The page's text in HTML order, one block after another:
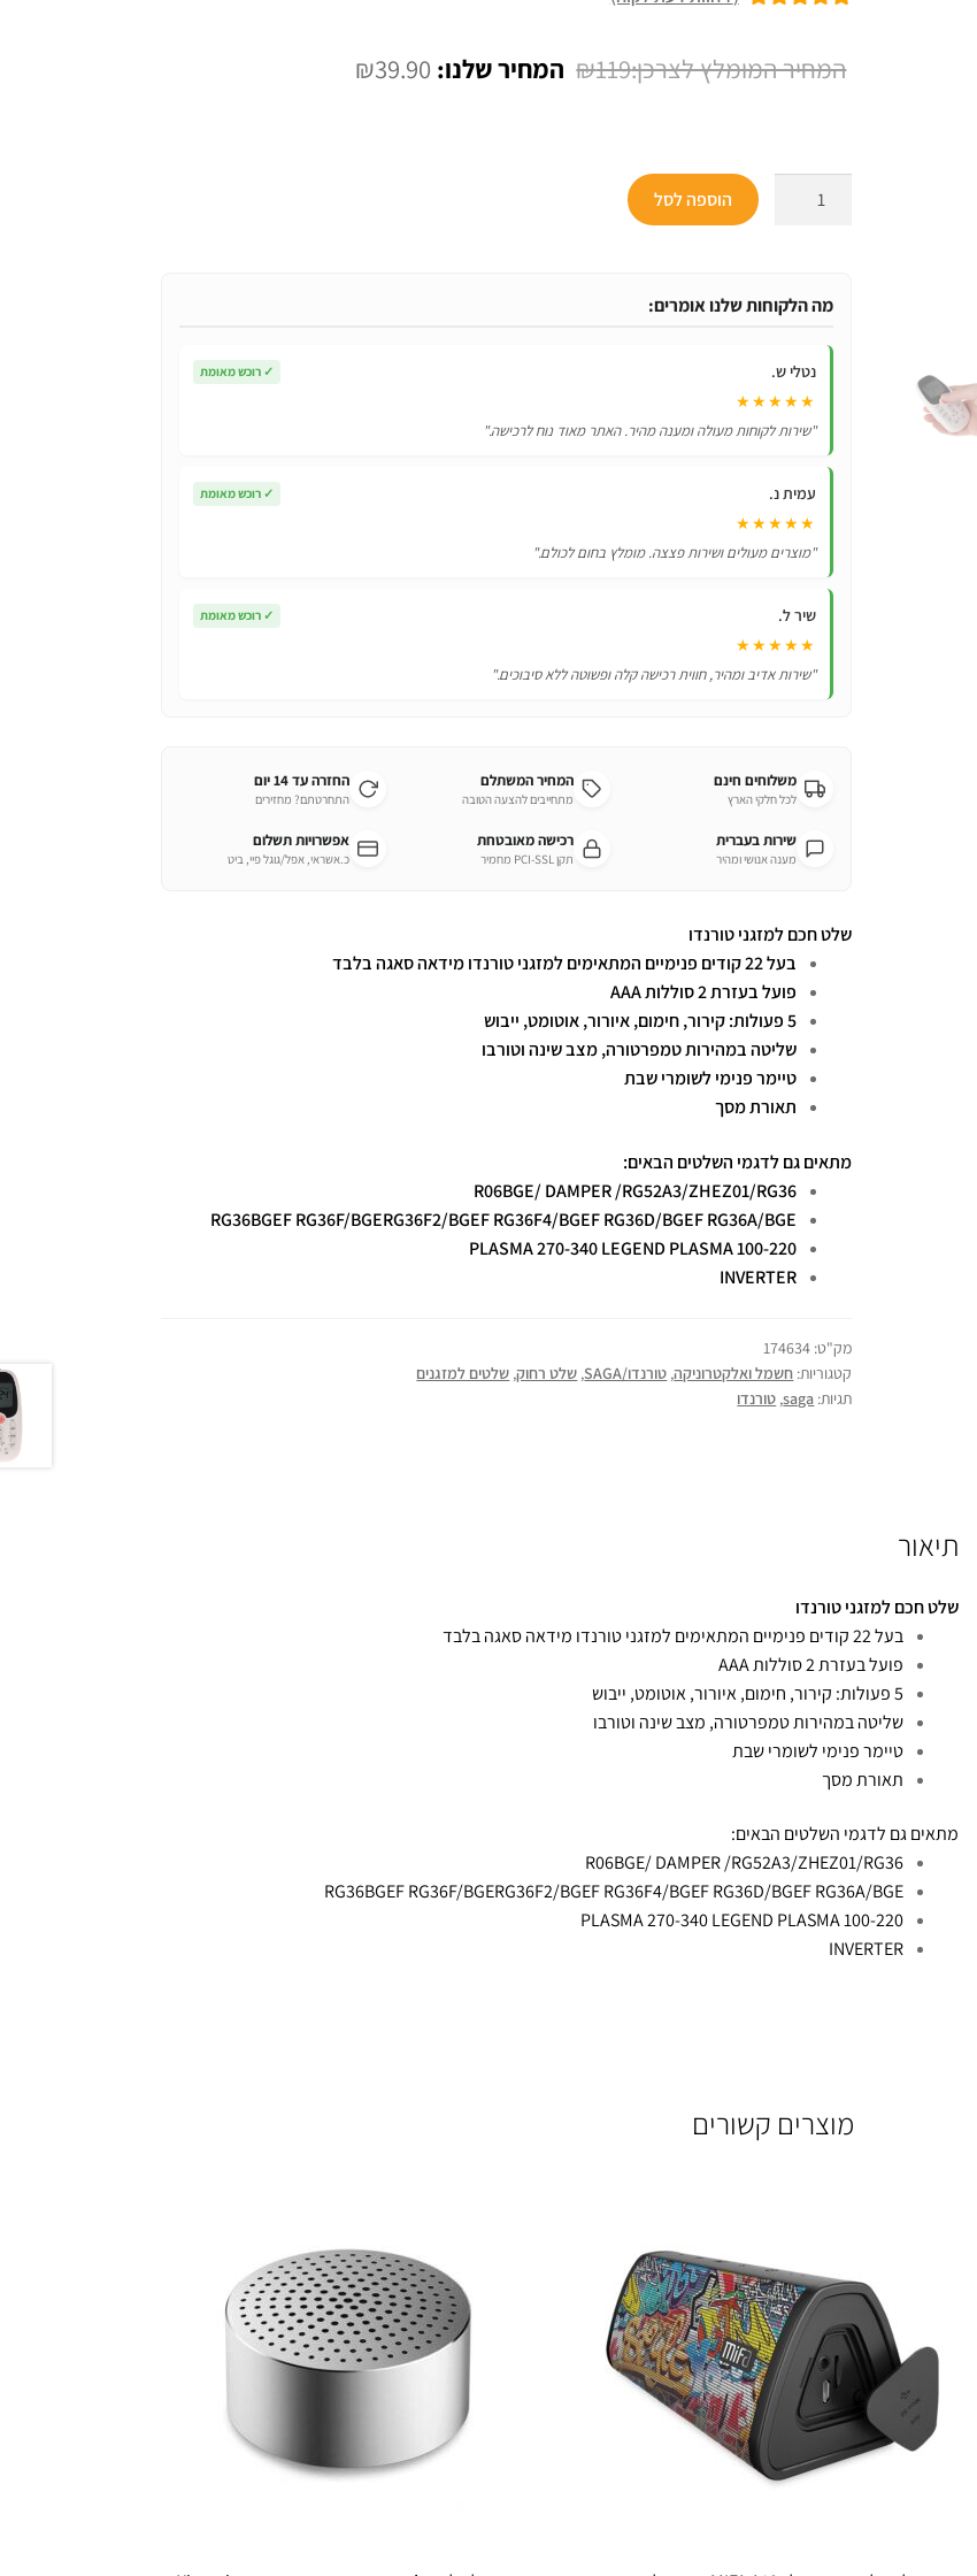
עלדירוגים של
₪119
המחיר
₪39.90 המחיר
למזגני
midea
הוספה לסל
מה הלקוחות שלנו אומרים:
נטלי ש. ✓ רוכש מאומת
★★★★★
"שירות לקוחות מעולה ומענה מהיר. האתר מאוד נוח לרכישה."
עמית נ. ✓ רוכש מאומת
★★★★★
"מוצרים מעולים ושירות פצצה. מומלץ בחום לכולם."
שיר ל. ✓ רוכש מאומת
★★★★★
"שירות אדיב ומהיר, חווית רכישה קלה ופשוטה ללא סיבוכים."
משלוחים חינם
לכל חלקי הארץ
המחיר המשתלם
מתחייבים להצעה הטובה
החזרה עד 14 יום
התחרטתם? מחזירים
שירות בעברית
מענה אנושי ומהיר
רכישה מאובטחת
תקן PCI-SSL מחמיר
אפשרויות תשלום
כ.אשראי, אפל/גוגל פיי, ביט
שלט חכם למזגני טורנדו ​
בעל 22 קודים פנימיים המתאימים למזגני טורנדו מידאה סאגה בלבד
פועל בעזרת 2 סוללות AAA
5 פעולות: קירור, חימום, איורור, אוטומט, ייבוש
שליטה במהירות טמפרטורה, מצב שינה וטורבו
טיימר פנימי לשומרי שבת
תאורת מסך
מתאים גם לדגמי השלטים הבאים:
R06BGE/ DAMPER /RG52A3/ZHEZ01/RG36
RG36BGEF RG36F/BGERG36F2/BGEF RG36F4/BGEF RG36D/BGEF RG36A/BGE
PLASMA 270-340 LEGEND PLASMA 100-220
INVERTER
מק"ט: 174634
קטגוריות: חשמל ואלקטרוניקה, טורנדו/SAGA , שלט רחוק, שלטים למזגנים
תגיות: saga
, טורנדו
תיאור
שלט חכם למזגני טורנדו ​
בעל 22 קודים פנימיים המתאימים למזגני טורנדו מידאה סאגה בלבד
פועל בעזרת 2 סוללות AAA
5 פעולות: קירור, חימום, איורור, אוטומט, ייבוש
שליטה במהירות טמפרטורה, מצב שינה וטורבו
טיימר פנימי לשומרי שבת
תאורת מסך
מתאים גם לדגמי השלטים הבאים:
R06BGE/ DAMPER /RG52A3/ZHEZ01/RG36
RG36BGEF RG36F/BGERG36F2/BGEF RG36F4/BGEF RG36D/BGEF RG36A/BGE
PLASMA 270-340 LEGEND PLASMA 100-220
INVERTER
מוצרים קשורים